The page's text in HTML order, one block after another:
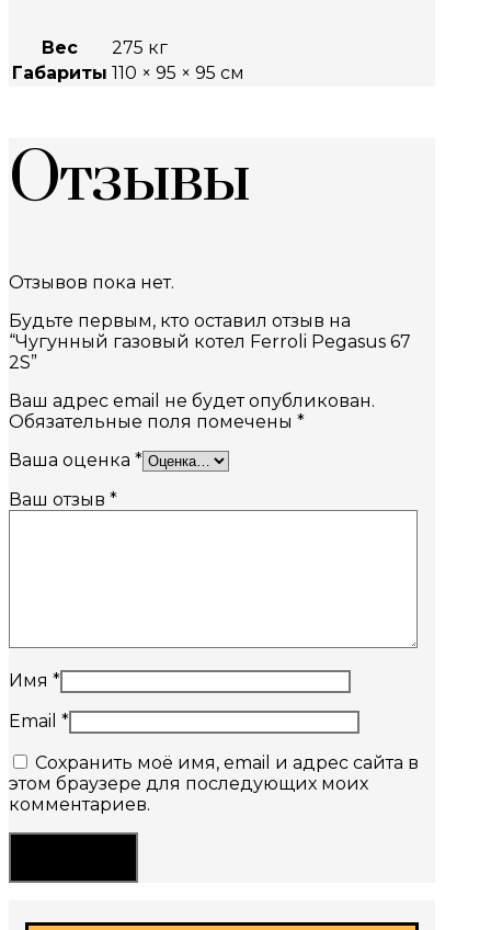
Вес
275 кг
Габариты 110 × 95 × 95 см
Отзывы
Отзывов пока нет.
Будьте первым, кто оставил отзыв на
“Чугунный газовый котел Ferroli Pegasus 67
2S”
Ваш адрес email не будет опубликован.
Обязательные поля помечены *
Ваша оценка *
Ваш отзыв *
Имя *
Email *
Сохранить моё имя, email и адрес сайта в
этом браузере для последующих моих
комментариев.